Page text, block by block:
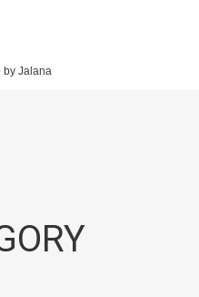
by Jalana